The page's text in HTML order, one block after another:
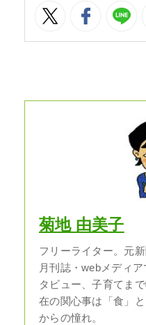
菊地 由美子
フリーライター。元
月刊誌・webメディ
タビュー、子育てま
在の関心事は「食」
からの憧れ。